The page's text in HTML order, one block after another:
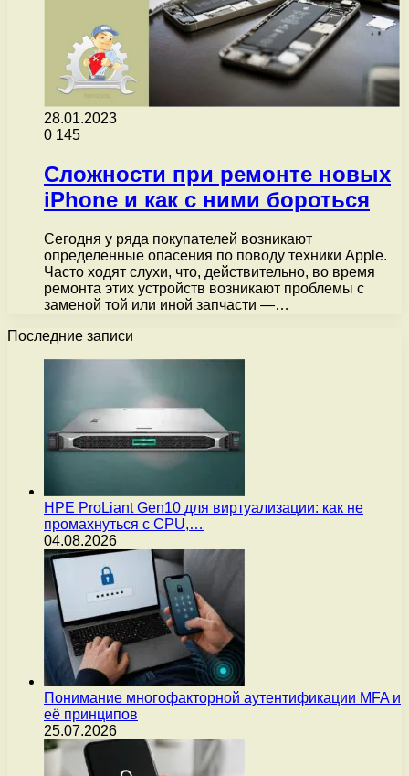
28.01.2023
0 145
Сложности при ремонте новых
iPhone и как с ними бороться
Сегодня у ряда покупателей возникают
определенные опасения по поводу техники Apple.
Часто ходят слухи, что, действительно, во время
ремонта этих устройств возникают проблемы с
заменой той или иной запчасти —…
Последние записи
HPE ProLiant Gen10 для виртуализации: как не
промахнуться с CPU,…
04.08.2026
Понимание многофакторной аутентификации MFA и
её принципов
25.07.2026